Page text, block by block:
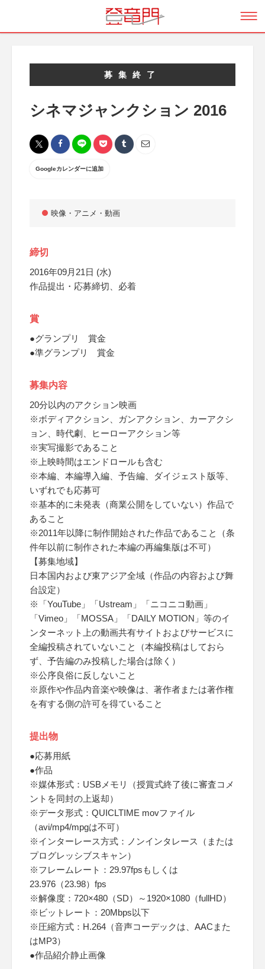
募集終了
シネマジャンクション 2016
Googleカレンダーに追加
映像・アニメ・動画
締切
2016年09月21日 (水)
作品提出・応募締切、必着
賞
●グランプリ 賞金
●準グランプリ 賞金
募集内容
20分以内のアクション映画
※ボディアクション、ガンアクション、カーアクシ
ョン、時代劇、ヒーローアクション等
※実写撮影であること
※上映時間はエンドロールも含む
※本編、本編導入編、予告編、ダイジェスト版等、
いずれでも応募可
※基本的に未発表（商業公開をしていない）作品で
あること
※2011年以降に制作開始された作品であること（条
件年以前に制作された本編の再編集版は不可）
【募集地域】
日本国内および東アジア全域（作品の内容および舞
台設定）
※「YouTube」「Ustream」「ニコニコ動画」
「Vimeo」「MOSSA」「DAILY MOTION」等のイ
ンターネット上の動画共有サイトおよびサービスに
全編投稿されていないこと（本編投稿はしておら
ず、予告編のみ投稿した場合は除く）
※公序良俗に反しないこと
※原作や作品内音楽や映像は、著作者または著作権
を有する側の許可を得ていること
提出物
●応募用紙
●作品
※媒体形式：USBメモリ（授賞式終了後に審査コメ
ントを同封の上返却）
※データ形式：QUICLTIME movファイル
（avi/mp4/mpgは不可）
※インターレース方式：ノンインタレース（または
プログレッシブスキャン）
※フレームレート：29.97fpsもしくは
23.976（23.98）fps
※解像度：720×480（SD）～1920×1080（fullHD）
※ビットレート：20Mbps以下
※圧縮方式：H.264（音声コーデックは、AACまた
はMP3）
●作品紹介静止画像